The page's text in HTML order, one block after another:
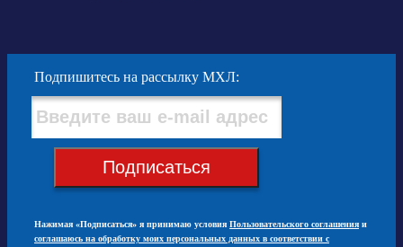
Подпишитесь на рассылку МХЛ:
Подписаться
Нажимая «Подписаться» я принимаю условия Пользовательского соглашения и
соглашаюсь на обработку моих персональных данных в соответствии с